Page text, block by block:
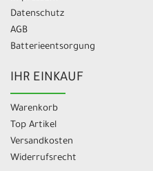
Datenschutz
AGB
Batterieentsorgung
IHR EINKAUF
Warenkorb
Top Artikel
Versandkosten
Widerrufsrecht